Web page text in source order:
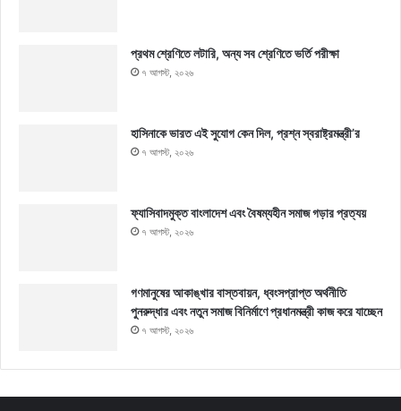
প্রথম শ্রেণিতে লটারি, অন্য সব শ্রেণিতে ভর্তি পরীক্ষা
৭ আগস্ট, ২০২৬
হাসিনাকে ভারত এই সুযোগ কেন দিল, প্রশ্ন স্বরাষ্ট্রমন্ত্রী’র
৭ আগস্ট, ২০২৬
ফ্যাসিবাদমুক্ত বাংলাদেশ এবং বৈষম্যহীন সমাজ গড়ার প্রত্যয়
৭ আগস্ট, ২০২৬
গণমানুষের আকাঙ্খার বাস্তবায়ন, ধ্বংসপ্রাপ্ত অর্থনীতি
পুনরুদ্ধার এবং নতুন সমাজ বিনির্মাণে প্রধানমন্ত্রী কাজ করে যাচ্ছেন
৭ আগস্ট, ২০২৬